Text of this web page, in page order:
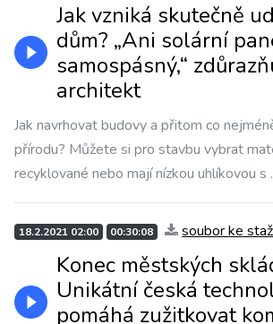
Jak vzniká skutečně
dům? „Ani solární
samospásný,“
architekt
Jak navrhovat budovy a přitom co
přírodu? Můžete si pro stavbu vybrat
recyklované nebo mají nízkou uhlíkovou s
18.2.2021 02:00 00:30:08 soubor ke
Konec městských
Unikátní česká
pomáhá zužitkovat